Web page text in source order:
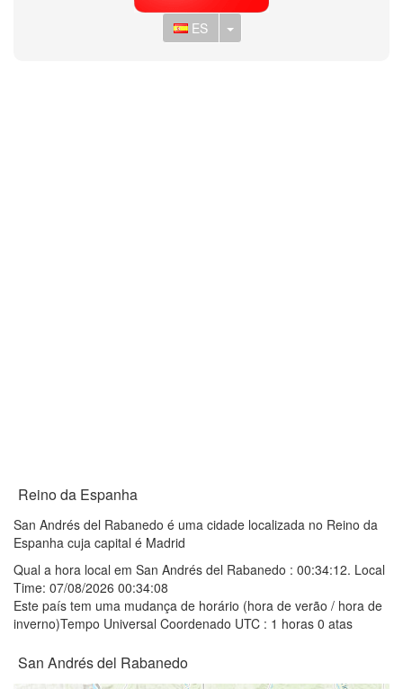
ES Toggle Dropdown
Reino da Espanha
San Andrés del Rabanedo é uma cidade localizada no Reino da
Espanha cuja capital é Madrid
Qual a hora local em San Andrés del Rabanedo : 00:34:12. Local
Time: 07/08/2026 00:34:08
Este país tem uma mudança de horário (hora de verão / hora de
inverno)Tempo Universal Coordenado UTC : 1 horas 0 atas
San Andrés del Rabanedo